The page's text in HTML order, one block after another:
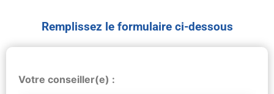
Remplissez le formulaire ci-dessous
Votre conseiller(e) :